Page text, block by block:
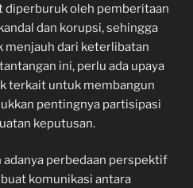
diperburuk oleh pemberitaan
dan korupsi, sehingga
menjauh dari keterlibatan
ini, perlu ada upaya
terkait untuk membangun
pentingnya partisipasi
keputusan.
adanya perbedaan perspektif
komunikasi antara